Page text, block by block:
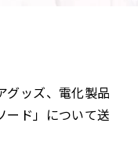
グッズ、電化製品
ード」について送